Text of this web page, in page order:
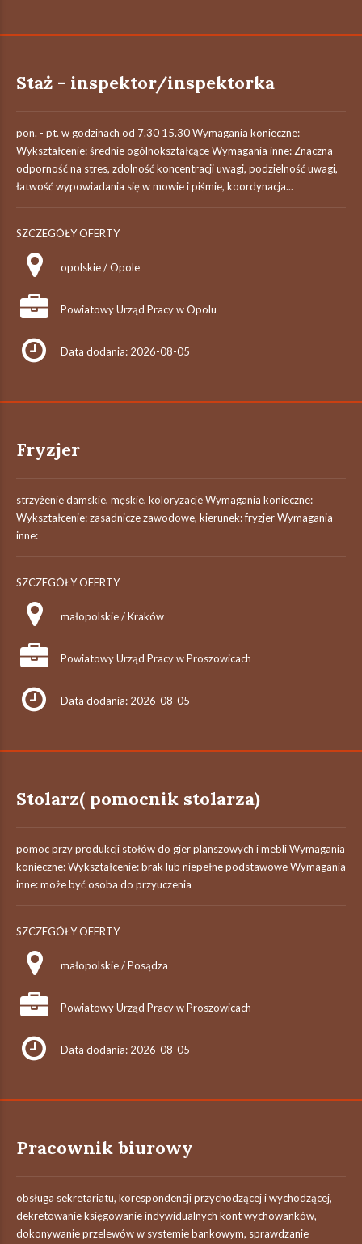
Staż - inspektor/inspektorka
pon. - pt. w godzinach od 7.30 15.30 Wymagania konieczne:
Wykształcenie: średnie ogólnokształcące Wymagania inne: Znaczna
odporność na stres, zdolność koncentracji uwagi, podzielność uwagi,
łatwość wypowiadania się w mowie i piśmie, koordynacja...
SZCZEGÓŁY OFERTY
opolskie / Opole
Powiatowy Urząd Pracy w Opolu
Data dodania: 2026-08-05
Fryzjer
strzyżenie damskie, męskie, koloryzacje Wymagania konieczne:
Wykształcenie: zasadnicze zawodowe, kierunek: fryzjer Wymagania
inne:
SZCZEGÓŁY OFERTY
małopolskie / Kraków
Powiatowy Urząd Pracy w Proszowicach
Data dodania: 2026-08-05
Stolarz( pomocnik stolarza)
pomoc przy produkcji stołów do gier planszowych i mebli Wymagania
konieczne: Wykształcenie: brak lub niepełne podstawowe Wymagania
inne: może być osoba do przyuczenia
SZCZEGÓŁY OFERTY
małopolskie / Posądza
Powiatowy Urząd Pracy w Proszowicach
Data dodania: 2026-08-05
Pracownik biurowy
obsługa sekretariatu, korespondencji przychodzącej i wychodzącej,
dekretowanie księgowanie indywidualnych kont wychowanków,
dokonywanie przelewów w systemie bankowym, sprawdzanie